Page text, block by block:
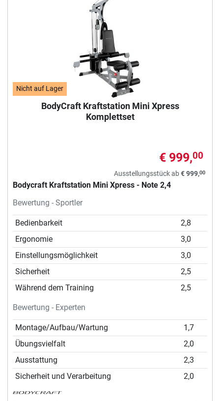
Nicht auf Lager
BodyCraft Kraftstation Mini Xpress
Komplettset
€ 999,00
Ausstellungsstück ab€ 999,00
Bodycraft Kraftstation Mini Xpress - Note 2,4
Bewertung - Sportler
Bedienbarkeit
2,8
Ergonomie
3,0
Einstellungsmöglichkeit
3,0
Sicherheit
2,5
Während dem Training
2,5
Bewertung - Experten
Montage/Aufbau/Wartung
1,7
Übungsvielfalt
2,0
Ausstattung
2,3
Sicherheit und Verarbeitung
2,0